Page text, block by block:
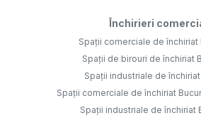
Închirieri
Spații comerciale de închiriat
Spații de birouri de închiriat
Spații industriale de închiriat
Spații comerciale de închiriat
Spații industriale de închiriat